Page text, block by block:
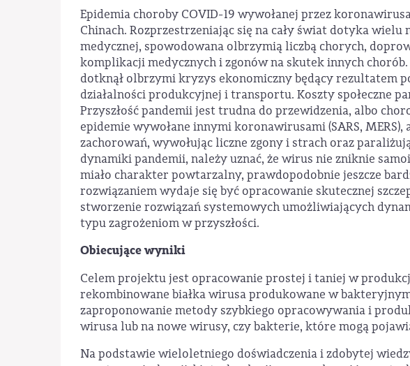
Epidemia choroby COVID-19 wywołanej przez
Chinach. Rozprzestrzeniając się na cały świat dotyka
medycznej, spowodowana olbrzymią liczbą chorych,
komplikacji medycznych i zgonów na skutek innych
dotknął olbrzymi kryzys ekonomiczny będący rezultatem
działalności produkcyjnej i transportu. Koszty społeczne
Przyszłość pandemii jest trudna do przewidzenia, albo
epidemie wywołane innymi koronawirusami (SARS,
zachorowań, wywołując liczne zgony i strach oraz
dynamiki pandemii, należy uznać, że wirus nie zniknie
miało charakter powtarzalny, prawdopodobnie jeszcze
rozwiązaniem wydaje się być opracowanie skutecznej
stworzenie rozwiązań systemowych umożliwiających
typu zagrożeniom w przyszłości.
Obiecujące wyniki
Celem projektu jest opracowanie prostej i taniej w
rekombinowane białka wirusa produkowane w
zaproponowanie metody szybkiego opracowywania i
wirusa lub na nowe wirusy, czy bakterie, które mogą
Na podstawie wieloletniego doświadczenia i zdobytej